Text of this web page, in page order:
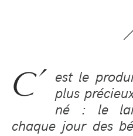
C’ est le
plus
né : le
chaque jour des